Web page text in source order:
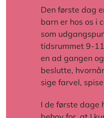
Den første dag
barn er hos os i
som
tidsrummet 9-
en ad gangen
beslutte,
sige farvel,
I de første dage